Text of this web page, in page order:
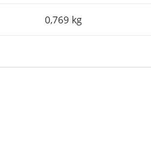
0,769 kg